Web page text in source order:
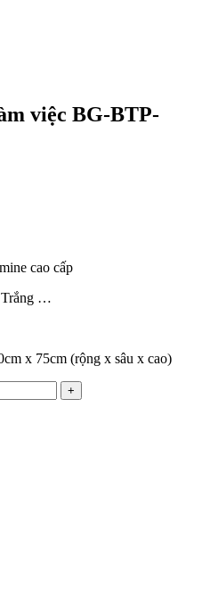
việc BG-BTP-
cao cấp
Trắng …
x 75cm (rộng x sâu x cao)